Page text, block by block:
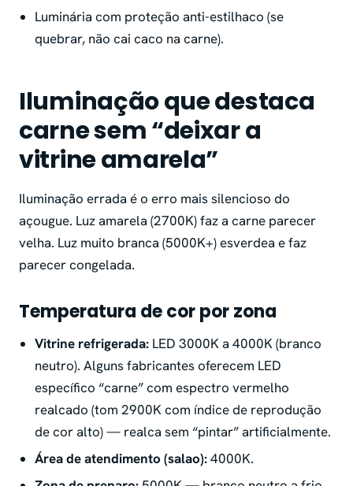
Luminária com proteção anti-estilhaco (se
quebrar, não cai caco na carne).
Iluminação que destaca
carne sem “deixar a
vitrine amarela”
Iluminação errada é o erro mais silencioso do
açougue. Luz amarela (2700K) faz a carne parecer
velha. Luz muito branca (5000K+) esverdea e faz
parecer congelada.
Temperatura de cor por zona
Vitrine refrigerada: LED 3000K a 4000K (branco
neutro). Alguns fabricantes oferecem LED
específico “carne” com espectro vermelho
realcado (tom 2900K com índice de reprodução
de cor alto) — realca sem “pintar” artificialmente.
Área de atendimento (salao):4000K.